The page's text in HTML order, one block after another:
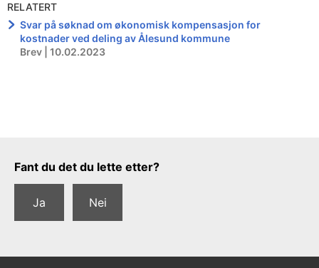
RELATERT
Svar på søknad om økonomisk kompensasjon for
kostnader ved deling av Ålesund kommune
Brev | 10.02.2023
Tilbakemeldingsskjema
Fant du det du lette etter?
Ja Nei